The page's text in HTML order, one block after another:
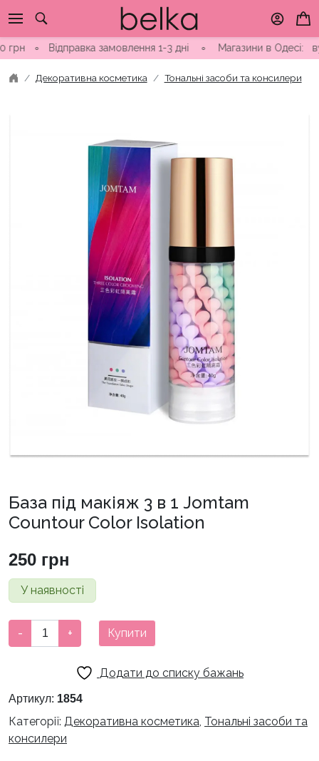
to
content
Відправка замовлення 1-3 дні ∘ Магазини в Одесі: вул.
Декоративна косметика Тональні засоби та консилери
База під макіяж 3 в 1 Jomtam
Countour Color Isolation
250 грн
У наявності
під
в
Jomtam
Countour
- + Купити
Додати до списку бажань
Артикул: 1854
Категорії: Декоративна косметика, Тональні засоби та
консилери